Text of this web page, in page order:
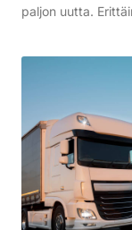
paljon uutta.